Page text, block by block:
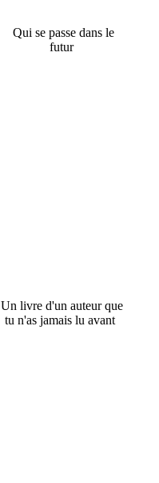
Qui se passe dans le
futur
Un livre d'un auteur que
tu n'as jamais lu avant